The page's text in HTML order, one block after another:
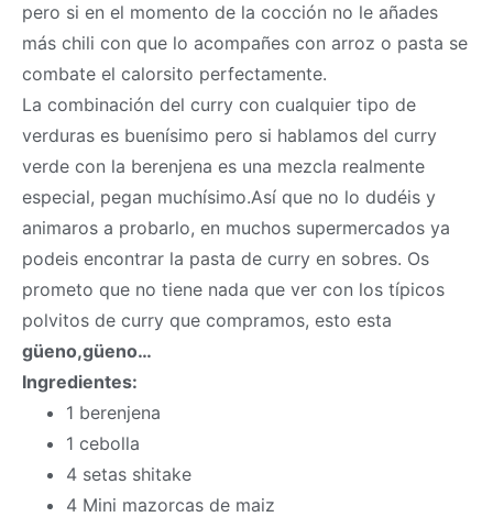
pero si en el momento de la cocción no le añades
más chili con que lo acompañes con arroz o pasta se
combate el calorsito perfectamente.
La combinación del curry con cualquier tipo de
verduras es buenísimo pero si hablamos del curry
verde con la berenjena es una mezcla realmente
especial, pegan muchísimo.Así que no lo dudéis y
animaros a probarlo, en muchos supermercados ya
podeis encontrar la pasta de curry en sobres. Os
prometo que no tiene nada que ver con los típicos
polvitos de curry que compramos, esto esta
güeno,güeno…
Ingredientes:
1 berenjena
1 cebolla
4 setas shitake
4 Mini mazorcas de maiz